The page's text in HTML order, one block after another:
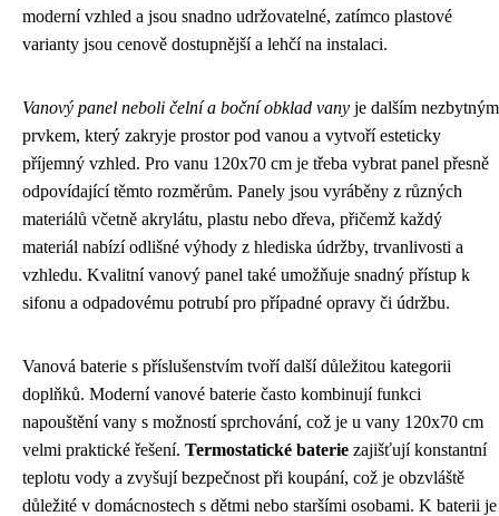
moderní vzhled a jsou snadno udržovatelné, zatímco plastové
varianty jsou cenově dostupnější a lehčí na instalaci.
Vanový panel neboli čelní a boční obklad vany je dalším nezbytným
prvkem, který zakryje prostor pod vanou a vytvoří esteticky
příjemný vzhled. Pro vanu 120x70 cm je třeba vybrat panel přesně
odpovídající těmto rozměrům. Panely jsou vyráběny z různých
materiálů včetně akrylátu, plastu nebo dřeva, přičemž každý
materiál nabízí odlišné výhody z hlediska údržby, trvanlivosti a
vzhledu. Kvalitní vanový panel také umožňuje snadný přístup k
sifonu a odpadovému potrubí pro případné opravy či údržbu.
Vanová baterie s příslušenstvím tvoří další důležitou kategorii
doplňků. Moderní vanové baterie často kombinují funkci
napouštění vany s možností sprchování, což je u vany 120x70 cm
velmi praktické řešení. Termostatické baterie zajišťují konstantní
teplotu vody a zvyšují bezpečnost při koupání, což je obzvláště
důležité v domácnostech s dětmi nebo staršími osobami. K baterii je